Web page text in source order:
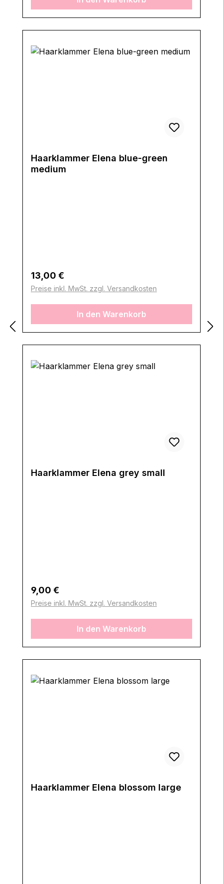
Haarklammer Elena blue-green
medium
Regulärer Preis:
13,00 €
Preise inkl. MwSt. zzgl. Versandkosten
In den Warenkorb
Haarklammer Elena grey small
Regulärer Preis:
9,00 €
Preise inkl. MwSt. zzgl. Versandkosten
In den Warenkorb
Haarklammer Elena blossom large